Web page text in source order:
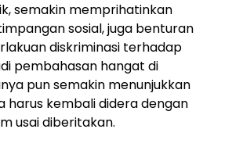
semakin memprihatinkan
sosial, juga benturan
diskriminasi terhadap
pembahasan hangat di
pun semakin menunjukkan
harus kembali didera dengan
usai diberitakan.